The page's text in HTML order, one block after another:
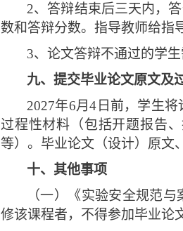
2、答辩结束后三天内，
数和答辩分数。指导教师给指
3、论文答辩不通过的学
九、提交毕业论文原文及
2027年6月4日前， 学生将
过程性材料（包括开题报告
等）。毕业论文（设计）原文
十、其他事项
（一）《实验安全规范
修该课程者，不得参加毕业论